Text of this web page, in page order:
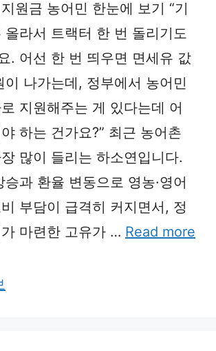
원금 농어민 한눈에 보기 “기
올라서 트랙터 한 번 돌리기도
. 어선 한 번 띄우면 면세유 값
이 나가는데, 정부에서 농어민
지원해주는 게 있다는데 어
하는 건가요?” 최근 농어촌
많이 들리는 하소연입니다.
과 환율 변동으로 영농·영어
부담이 급격히 커지면서, 정
마련한 고유가 … Read more